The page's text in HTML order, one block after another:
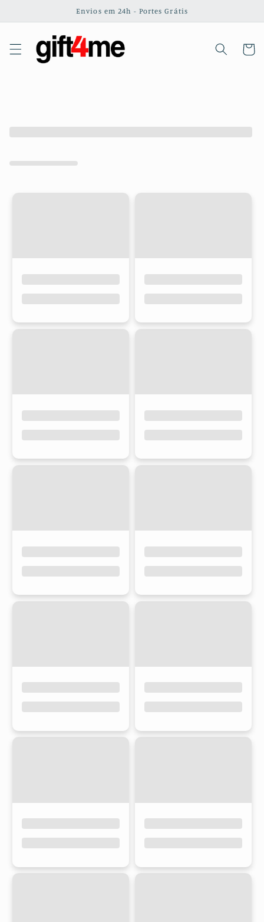
conteúdo
Envios em 24h - Portes Grátis